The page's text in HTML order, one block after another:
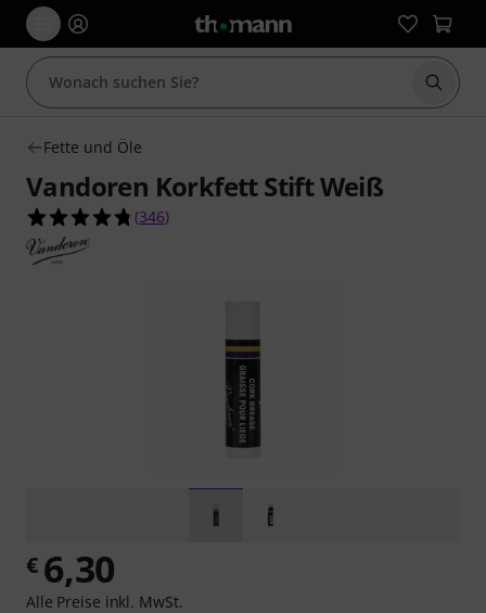
Suche
Fette und Öle
Vandoren Korkfett Stift Weiß
4.7 von 5 Sternen aus 346 Kundenbewertungen
(346)
€ 6,30
Alle Preise inkl. MwSt.